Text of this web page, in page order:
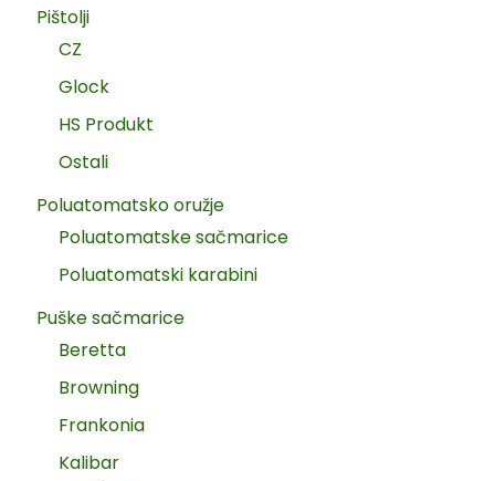
Pištolji
CZ
Glock
HS Produkt
Ostali
Poluatomatsko oružje
Poluatomatske sačmarice
Poluatomatski karabini
Puške sačmarice
Beretta
Browning
Frankonia
Kalibar